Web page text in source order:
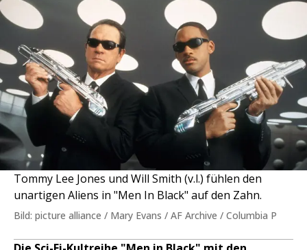
Tommy Lee Jones und Will Smith (v.l.) fühlen den
unartigen Aliens in "Men In Black" auf den Zahn.
Bild: picture alliance / Mary Evans / AF Archive / Columbia P